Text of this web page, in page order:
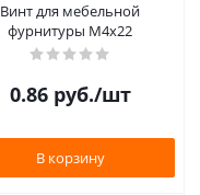
Винт для мебельной
фурнитуры М4х22
0.86руб./шт
В корзину